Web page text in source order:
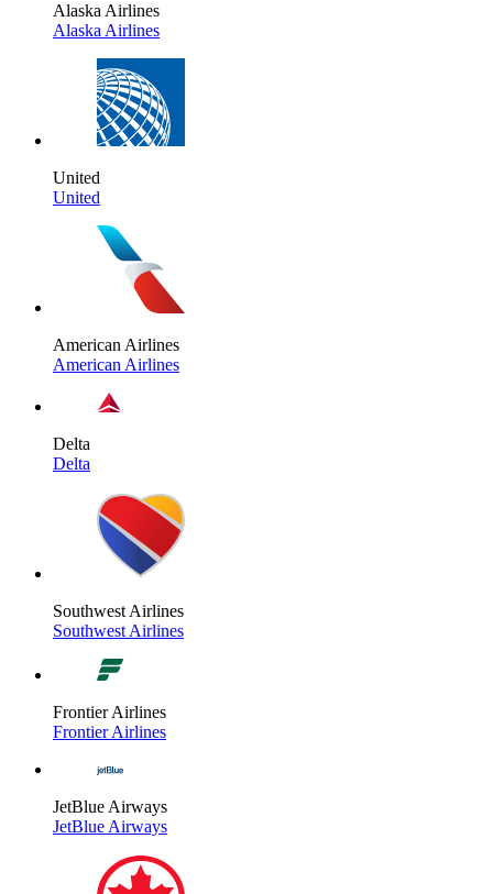
Alaska Airlines
Alaska Airlines
United
United
American Airlines
American Airlines
Delta
Delta
Southwest Airlines
Southwest Airlines
Frontier Airlines
Frontier Airlines
JetBlue Airways
JetBlue Airways